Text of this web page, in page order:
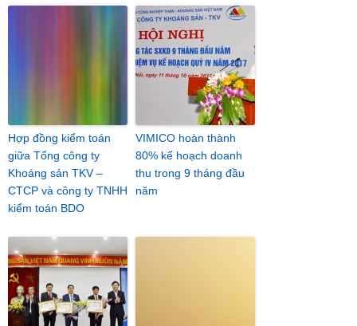
Hợp đồng kiểm toán
giữa Tổng công ty
Khoáng sản TKV –
CTCP và công ty TNHH
kiểm toán BDO
VIMICO hoàn thành
80% kế hoạch doanh
thu trong 9 tháng đầu
năm